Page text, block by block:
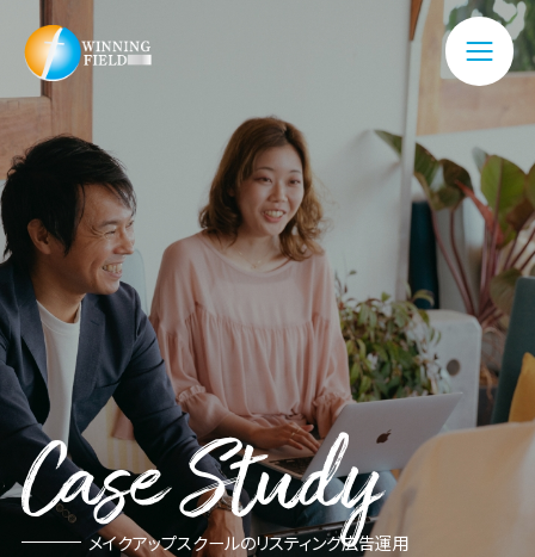
Case Study
メイクアップスクールのリスティング広告運用